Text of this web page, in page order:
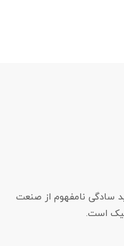
سادگی نامفهوم از صنعت
است.